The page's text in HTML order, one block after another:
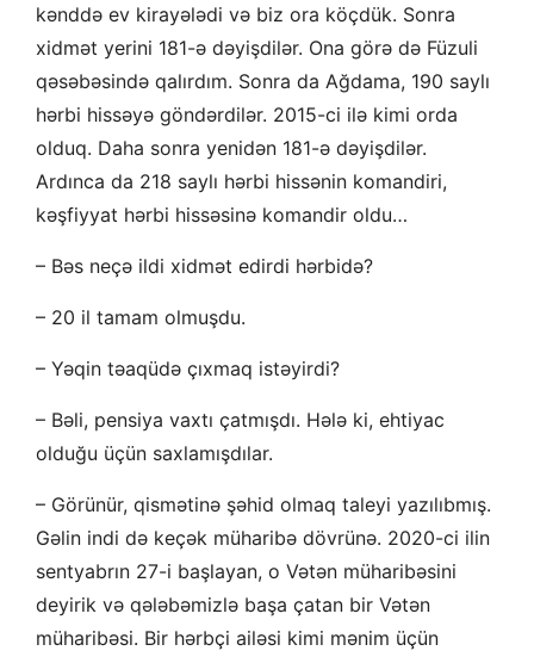
kənddə ev kirayələdi və biz ora köçdük. Sonra
xidmət yerini 181-ə dəyişdilər. Ona görə də Füzuli
qəsəbəsində qalırdım. Sonra da Ağdama, 190 saylı
hərbi hissəyə göndərdilər. 2015-ci ilə kimi orda
olduq. Daha sonra yenidən 181-ə dəyişdilər.
Ardınca da 218 saylı hərbi hissənin komandiri,
kəşfiyyat hərbi hissəsinə komandir oldu…
– Bəs neçə ildi xidmət edirdi hərbidə?
– 20 il tamam olmuşdu.
– Yəqin təaqüdə çıxmaq istəyirdi?
– Bəli, pensiya vaxtı çatmışdı. Hələ ki, ehtiyac
olduğu üçün saxlamışdılar.
– Görünür, qismətinə şəhid olmaq taleyi yazılıbmış.
Gəlin indi də keçək müharibə dövrünə. 2020-ci ilin
sentyabrın 27-i başlayan, o Vətən müharibəsini
deyirik və qələbəmizlə başa çatan bir Vətən
müharibəsi. Bir hərbçi ailəsi kimi mənim üçün